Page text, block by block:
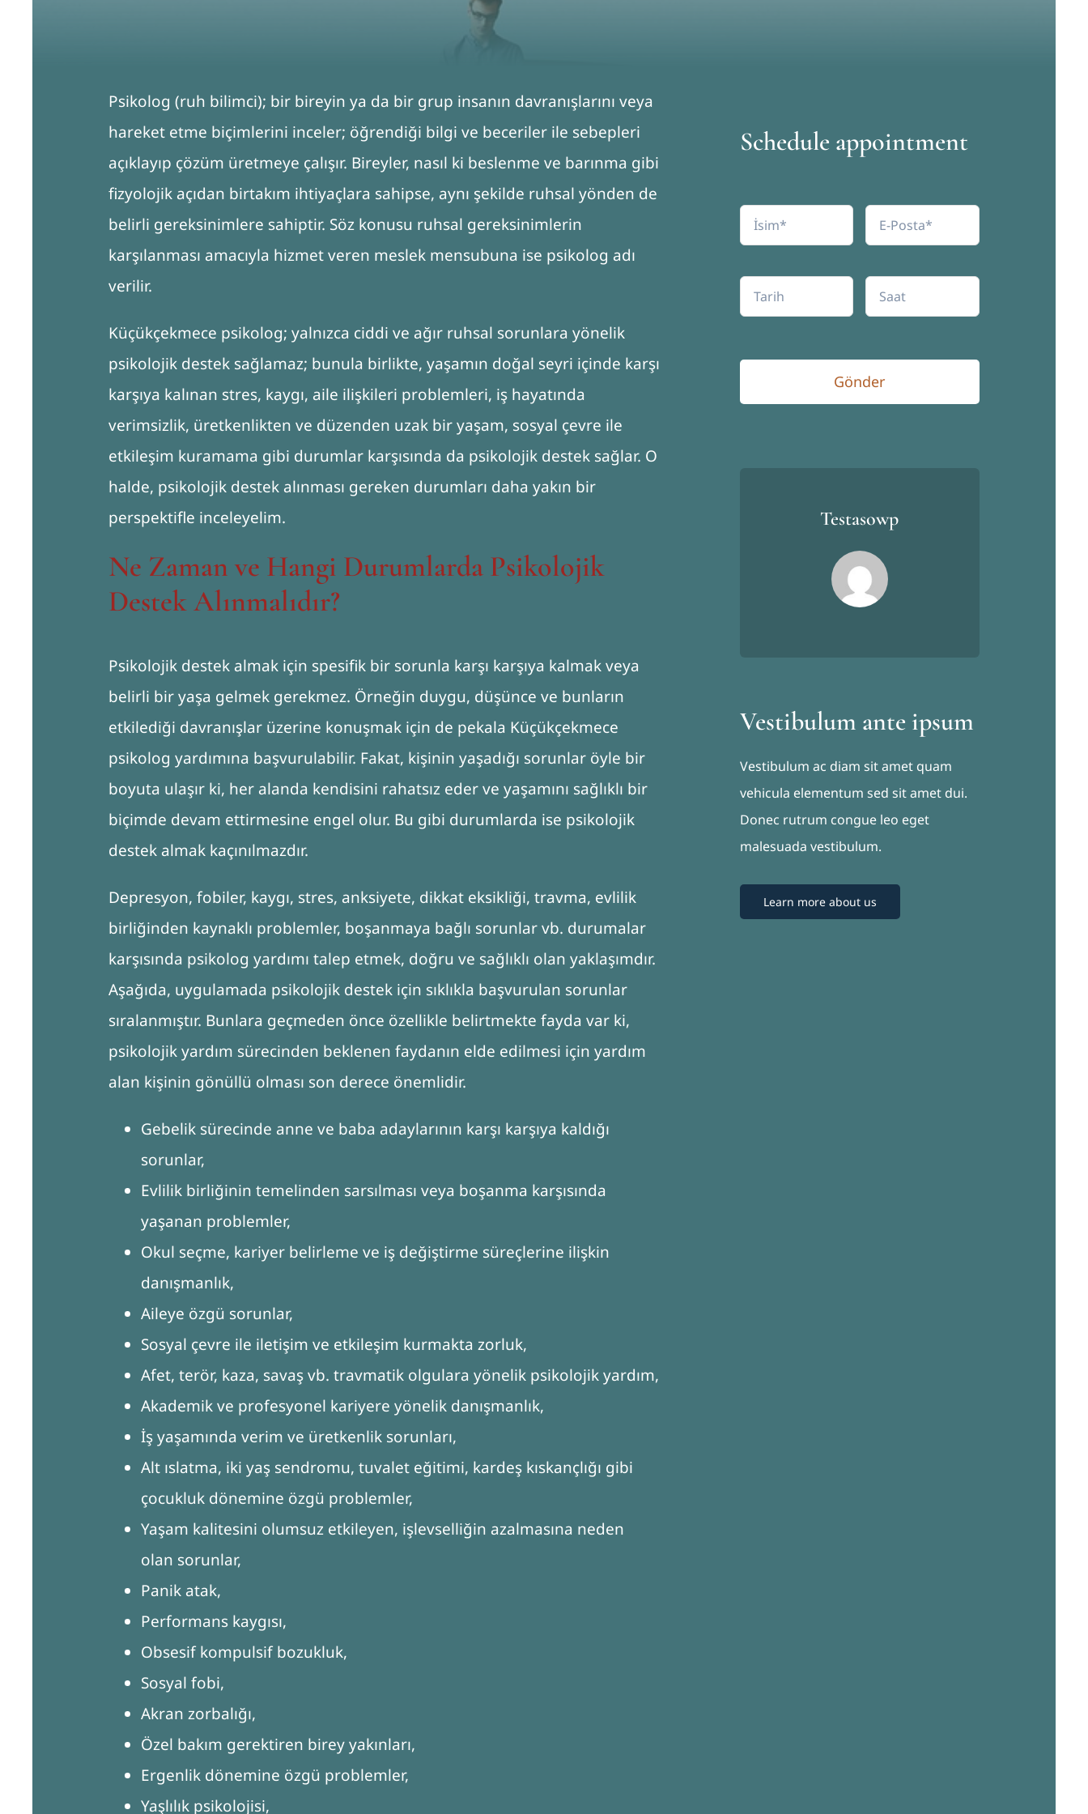
Psikolog (ruh bilimci); bir bireyin ya da bir grup insanın davranışlarını veya
hareket etme biçimlerini inceler; öğrendiği bilgi ve beceriler ile sebepleri
açıklayıp çözüm üretmeye çalışır. Bireyler, nasıl ki beslenme ve barınma gibi
fizyolojik açıdan birtakım ihtiyaçlara sahipse, aynı şekilde ruhsal yönden de
belirli gereksinimlere sahiptir. Söz konusu ruhsal gereksinimlerin
karşılanması amacıyla hizmet veren meslek mensubuna ise psikolog adı
verilir.
Küçükçekmece psikolog; yalnızca ciddi ve ağır ruhsal sorunlara yönelik
psikolojik destek sağlamaz; bunula birlikte, yaşamın doğal seyri içinde karşı
karşıya kalınan stres, kaygı, aile ilişkileri problemleri, iş hayatında
verimsizlik, üretkenlikten ve düzenden uzak bir yaşam, sosyal çevre ile
etkileşim kuramama gibi durumlar karşısında da psikolojik destek sağlar. O
halde, psikolojik destek alınması gereken durumları daha yakın bir
perspektifle inceleyelim.
Ne Zaman ve Hangi Durumlarda Psikolojik
Destek Alınmalıdır?
Psikolojik destek almak için spesifik bir sorunla karşı karşıya kalmak veya
belirli bir yaşa gelmek gerekmez. Örneğin duygu, düşünce ve bunların
etkilediği davranışlar üzerine konuşmak için de pekala Küçükçekmece
psikolog yardımına başvurulabilir. Fakat, kişinin yaşadığı sorunlar öyle bir
boyuta ulaşır ki, her alanda kendisini rahatsız eder ve yaşamını sağlıklı bir
biçimde devam ettirmesine engel olur. Bu gibi durumlarda ise psikolojik
destek almak kaçınılmazdır.
Depresyon, fobiler, kaygı, stres, anksiyete, dikkat eksikliği, travma, evlilik
birliğinden kaynaklı problemler, boşanmaya bağlı sorunlar vb. durumalar
karşısında psikolog yardımı talep etmek, doğru ve sağlıklı olan yaklaşımdır.
Aşağıda, uygulamada psikolojik destek için sıklıkla başvurulan sorunlar
sıralanmıştır. Bunlara geçmeden önce özellikle belirtmekte fayda var ki,
psikolojik yardım sürecinden beklenen faydanın elde edilmesi için yardım
alan kişinin gönüllü olması son derece önemlidir.
Gebelik sürecinde anne ve baba adaylarının karşı karşıya kaldığı
sorunlar,
Evlilik birliğinin temelinden sarsılması veya boşanma karşısında
yaşanan problemler,
Okul seçme, kariyer belirleme ve iş değiştirme süreçlerine ilişkin
danışmanlık,
Aileye özgü sorunlar,
Sosyal çevre ile iletişim ve etkileşim kurmakta zorluk,
Afet, terör, kaza, savaş vb. travmatik olgulara yönelik psikolojik yardım,
Akademik ve profesyonel kariyere yönelik danışmanlık,
İş yaşamında verim ve üretkenlik sorunları,
Alt ıslatma, iki yaş sendromu, tuvalet eğitimi, kardeş kıskançlığı gibi
çocukluk dönemine özgü problemler,
Yaşam kalitesini olumsuz etkileyen, işlevselliğin azalmasına neden
olan sorunlar,
Panik atak,
Performans kaygısı,
Obsesif kompulsif bozukluk,
Sosyal fobi,
Akran zorbalığı,
Özel bakım gerektiren birey yakınları,
Ergenlik dönemine özgü problemler,
Yaşlılık psikolojisi,
Schedule appointment
Gönder
Testasowp
Vestibulum ante ipsum
Vestibulum ac diam sit amet quam
vehicula elementum sed sit amet dui.
Donec rutrum congue leo eget
malesuada vestibulum.
Learn more about us